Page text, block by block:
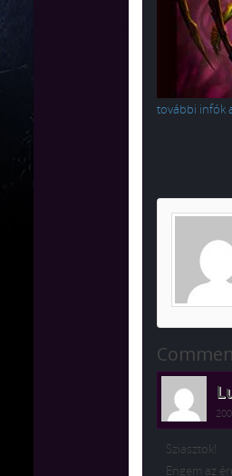
további infók
Sziasztok!
Engem az